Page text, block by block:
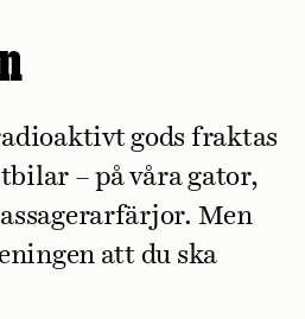
gods fraktas
– på våra gator,
Men
att du ska